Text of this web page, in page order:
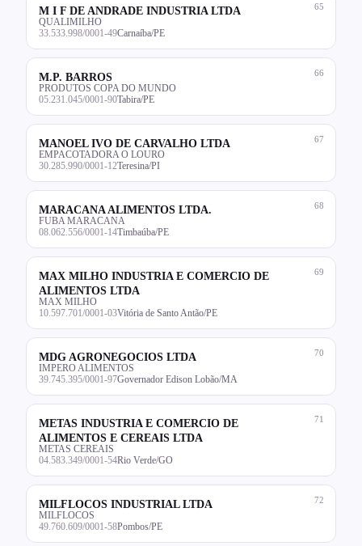
65
M I F DE ANDRADE INDUSTRIA LTDA
QUALIMILHO
33.533.998/0001-49Carnaíba/PE
66
M.P. BARROS
PRODUTOS COPA DO MUNDO
05.231.045/0001-90Tabira/PE
67
MANOEL IVO DE CARVALHO LTDA
EMPACOTADORA O LOURO
30.285.990/0001-12Teresina/PI
68
MARACANA ALIMENTOS LTDA.
FUBA MARACANA
08.062.556/0001-14Timbaúba/PE
69
MAX MILHO INDUSTRIA E COMERCIO DE
ALIMENTOS LTDA
MAX MILHO
10.597.701/0001-03Vitória de Santo Antão/PE
70
MDG AGRONEGOCIOS LTDA
IMPERO ALIMENTOS
39.745.395/0001-97Governador Edison Lobão/MA
71
METAS INDUSTRIA E COMERCIO DE
ALIMENTOS E CEREAIS LTDA
METAS CEREAIS
04.583.349/0001-54Rio Verde/GO
72
MILFLOCOS INDUSTRIAL LTDA
MILFLOCOS
49.760.609/0001-58Pombos/PE